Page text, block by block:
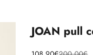
JOAN pull